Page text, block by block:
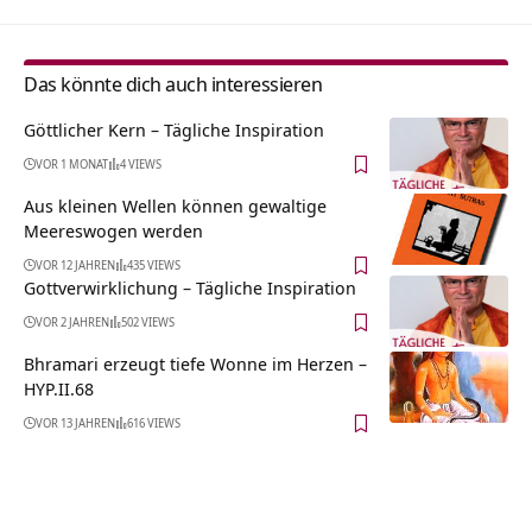
Das könnte dich auch interessieren
Göttlicher Kern – Tägliche Inspiration
VOR 1 MONAT 4 VIEWS
Aus kleinen Wellen können gewaltige
Meereswogen werden
VOR 12 JAHREN 435 VIEWS
Gottverwirklichung – Tägliche Inspiration
VOR 2 JAHREN 502 VIEWS
Bhramari erzeugt tiefe Wonne im Herzen –
HYP.II.68
VOR 13 JAHREN 616 VIEWS